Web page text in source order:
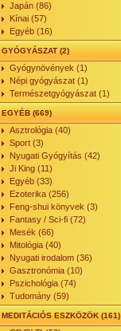
Japán (86)
Kínai (57)
Egyéb (16)
GYÓGYÁSZAT (2)
Gyógynövények (1)
Népi gyógyászat (1)
Természetgyógyászat (1)
EGYÉB (669)
Asztrológia (40)
Sport (3)
Nyugati Gyógyítás (42)
Ji King (11)
Egyéb (33)
Ezoterika (256)
Feng-shui könyvek (3)
Fantasy / Sci-fi (72)
Mesék (66)
Mitológia (40)
Nyugati irodalom (36)
Gasztronómia (10)
Pszichológia (74)
Tudomány (59)
MEDITÁCIÓS ESZKÖZÖK (161)